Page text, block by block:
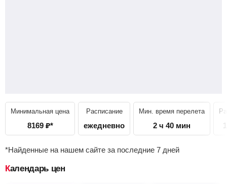
Минимальная цена
8169 ₽*
Расписание
ежедневно
Мин. время перелета
2 ч 40 мин
*Найденные на нашем сайте за последние 7 дней
Календарь цен